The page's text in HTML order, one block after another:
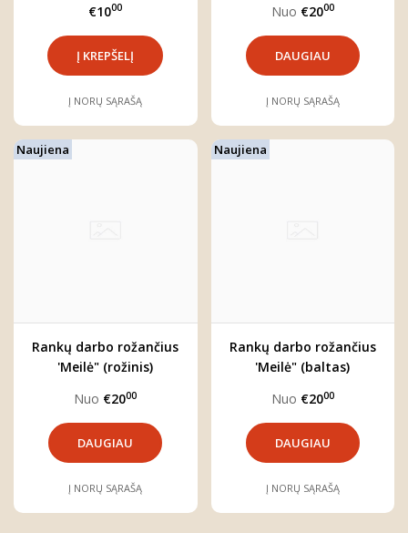
€1000
Į NORŲ SĄRAŠĄ
Nuo €2000
DAUGIAU
Į NORŲ SĄRAŠĄ
Naujiena
Rankų darbo rožančius
'Meilė" (rožinis)
Nuo €2000
DAUGIAU
Į NORŲ SĄRAŠĄ
Naujiena
Rankų darbo rožančius
'Meilė" (baltas)
Nuo €2000
DAUGIAU
Į NORŲ SĄRAŠĄ